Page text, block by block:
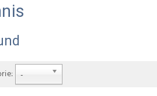
-